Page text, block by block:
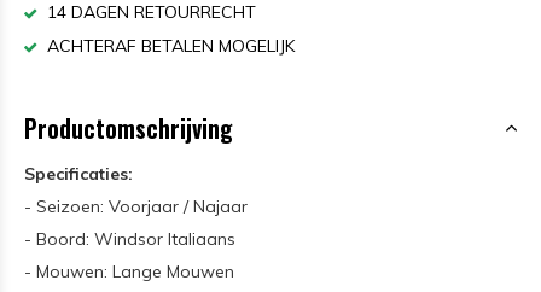
14 DAGEN RETOURRECHT
ACHTERAF BETALEN MOGELIJK
Productomschrijving
Specificaties:
- Seizoen: Voorjaar / Najaar
- Boord: Windsor Italiaans
- Mouwen: Lange Mouwen